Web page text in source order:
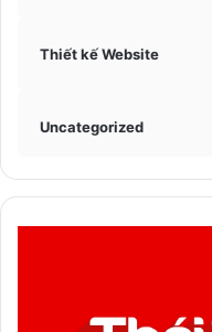
Thiết kế Website
Uncategorized